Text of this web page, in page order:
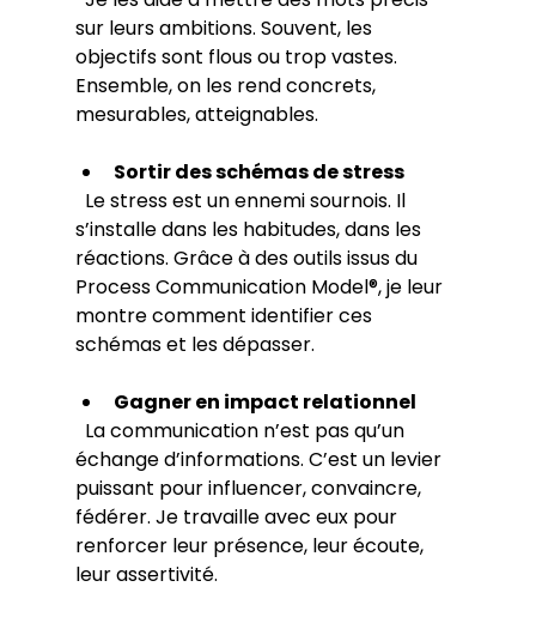
sur leurs ambitions. Souvent, les
objectifs sont flous ou trop vastes.
Ensemble, on les rend concrets,
mesurables, atteignables.
Sortir des schémas de stress
s’installe dans les habitudes, dans les
réactions. Grâce à des outils issus du
Process Communication Model®, je leur
montre comment identifier ces
schémas et les dépasser.
Gagner en impact relationnel
échange d’informations. C’est un levier
puissant pour influencer, convaincre,
fédérer. Je travaille avec eux pour
renforcer leur présence, leur écoute,
leur assertivité.